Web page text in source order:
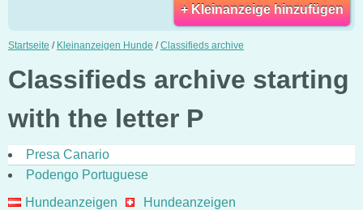
+ Kleinanzeige hinzufügen
Startseite / Kleinanzeigen Hunde /Classifieds archive
Classifieds archive starting
with the letter P
Presa Canario
Podengo Portuguese
Hundeanzeigen
Hundeanzeigen